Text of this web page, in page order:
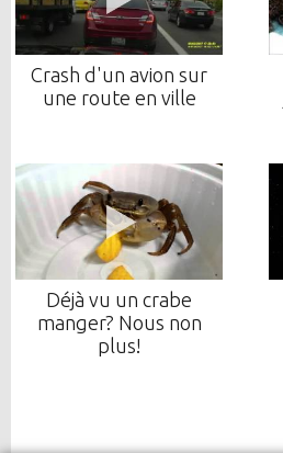
Crash d'un avion sur
une route en ville
Déjà vu un crabe
manger? Nous non
plus!